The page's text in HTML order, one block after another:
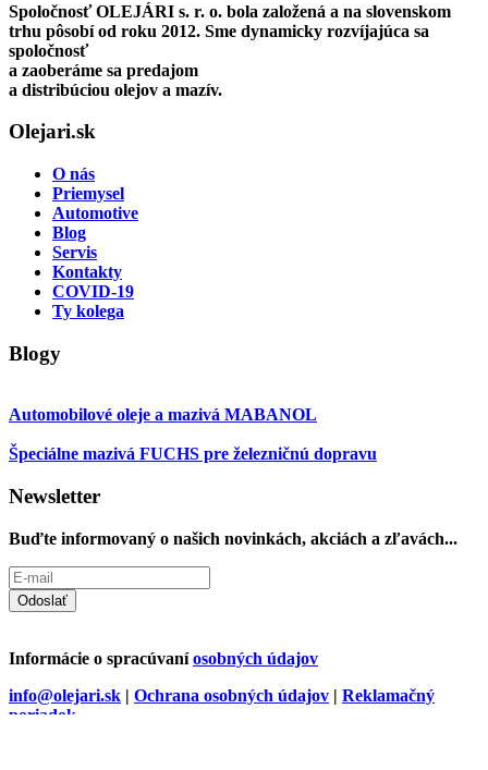
Spoločnosť OLEJÁRI s. r. o. bola založená a na slovenskom
trhu pôsobí od roku 2012. Sme dynamicky rozvíjajúca sa
spoločnosť
a zaoberáme sa predajom
a distribúciou olejov a mazív.
Olejari.sk
O nás
Priemysel
Automotive
Blog
Servis
Kontakty
COVID-19
Ty kolega
Blogy
Automobilové oleje a mazivá MABANOL
Špeciálne mazivá FUCHS pre železničnú dopravu
Newsletter
Buďte informovaný o našich novinkách, akciách a zľavách...
Odoslať
Informácie o spracúvaníosobných údajov
info@olejari.sk | Ochrana osobných údajov | Reklamačný
poriadok